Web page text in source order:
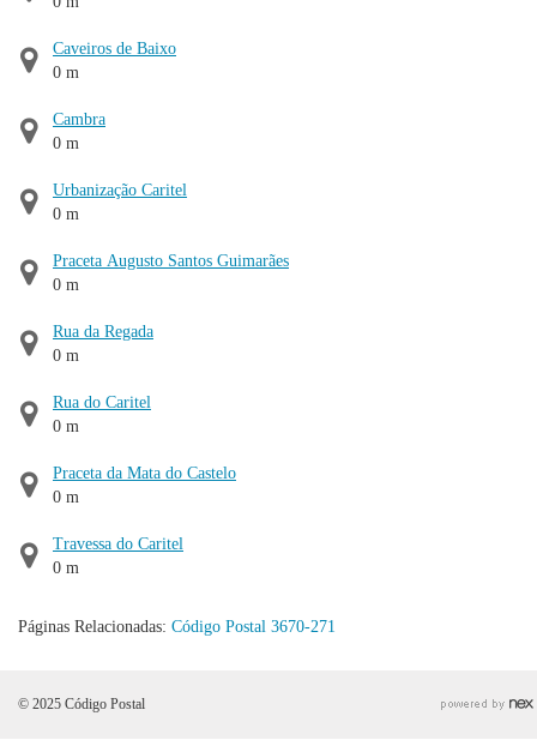
Caveiros de Baixo
0 m
Cambra
0 m
Urbanização Caritel
0 m
Praceta Augusto Santos Guimarães
0 m
Rua da Regada
0 m
Rua do Caritel
0 m
Praceta da Mata do Castelo
0 m
Travessa do Caritel
0 m
Páginas Relacionadas: Código Postal 3670-271
© 2025 Código Postal